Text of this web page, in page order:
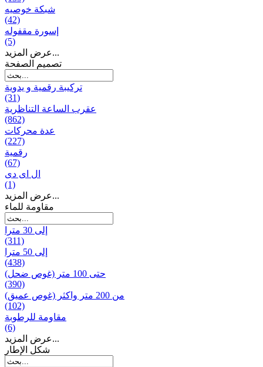
شبكة خوصیه
(42)
إسورة مقفوله
(5)
عرض المزيد...
تصميم الصفحة
تركيبة رقمية و يدوية
(31)
عقرب الساعة التناظرية
(862)
عدة محركات
(227)
رقمية
(67)
ال ای دی
(1)
عرض المزيد...
مقاومة للماء
إلى 30 مترا
(311)
إلى 50 مترا
(438)
حتى 100 متر (غوص ضحل)
(390)
من 200 متر واکثر (غوص عميق)
(102)
مقاومة للرطوبة
(6)
عرض المزيد...
شكل الإطار